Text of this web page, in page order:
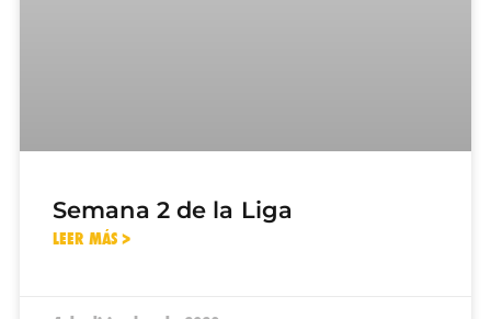
Semana 2 de la Liga
LEER MÁS >